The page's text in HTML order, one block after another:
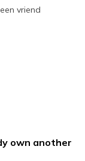
vriend
own another